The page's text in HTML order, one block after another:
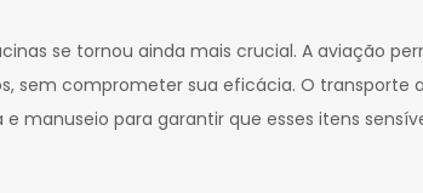
se tornou ainda mais crucial. A aviação
sem comprometer sua eficácia. O transporte
manuseio para garantir que esses itens